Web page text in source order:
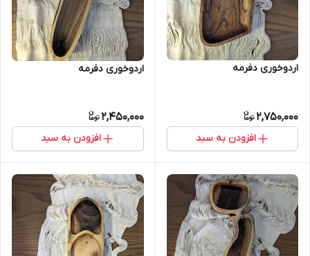
اردوخوری دفرمه
2,750,000
افزودن به سبد
اردوخوری دفرمه
2,450,000
افزودن به سبد